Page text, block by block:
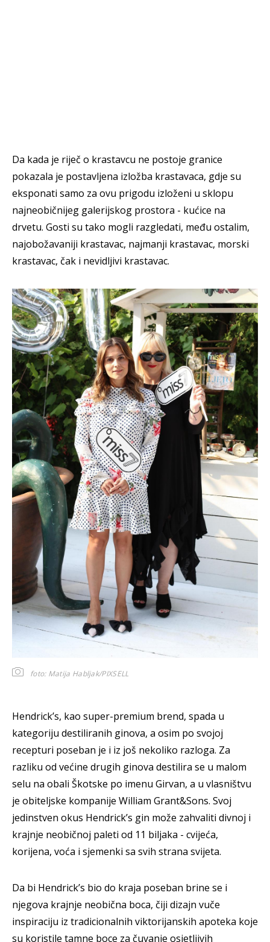
Da kada je riječ o krastavcu ne postoje granice
pokazala je postavljena izložba krastavaca, gdje su
eksponati samo za ovu prigodu izloženi u sklopu
najneobičnijeg galerijskog prostora - kućice na
drvetu. Gosti su tako mogli razgledati, među ostalim,
najobožavaniji krastavac, najmanji krastavac, morski
krastavac, čak i nevidljivi krastavac.
foto: Matija Habljak/PIXSELL
Hendrick’s, kao super-premium brend, spada u
kategoriju destiliranih ginova, a osim po svojoj
recepturi poseban je i iz još nekoliko razloga. Za
razliku od većine drugih ginova destilira se u malom
selu na obali Škotske po imenu Girvan, a u vlasništvu
je obiteljske kompanije William Grant&Sons. Svoj
jedinstven okus Hendrick’s gin može zahvaliti divnoj i
krajnje neobičnoj paleti od 11 biljaka - cvijeća,
korijena, voća i sjemenki sa svih strana svijeta.
Da bi Hendrick’s bio do kraja poseban brine se i
njegova krajnje neobična boca, čiji dizajn vuče
inspiraciju iz tradicionalnih viktorijanskih apoteka koje
su koristile tamne boce za čuvanje osjetljivih